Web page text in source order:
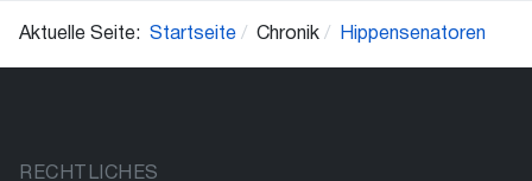
Aktuelle Seite: Startseite Chronik Hippensenatoren
RECHTLICHES